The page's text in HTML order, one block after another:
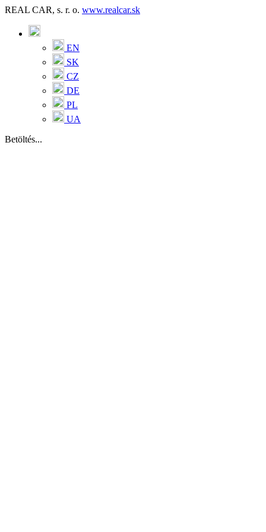
REAL CAR, s. r. o. www.realcar.sk
EN
SK
CZ
DE
PL
UA
Betöltés...